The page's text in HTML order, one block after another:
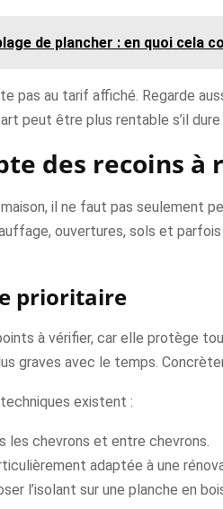
de plancher : en quoi cela
pas au tarif affiché. Regarde
peut être plus rentable s’il
des recoins à
il ne faut pas seulement
ouvertures, sols et
prioritaire
à vérifier, car elle protège
graves avec le temps.
existent :
les chevrons et entre chevrons.
adaptée à une
l’isolant sur une planche en